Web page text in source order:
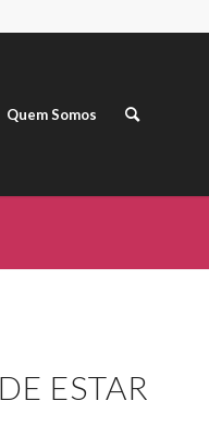
Quem Somos
ESTAR